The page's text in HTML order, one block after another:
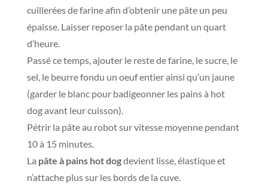
cuillerées de farine afin d’obtenir une pâte un peu
épaisse. Laisser reposer la pâte pendant un quart
d’heure.
Passé ce temps, ajouter le reste de farine, le sucre, le
sel, le beurre fondu un oeuf entier ainsi qu’un jaune
(garder le blanc pour badigeonner les pains à hot
dog avant leur cuisson).
Pétrir la pâte au robot sur vitesse moyenne pendant
10 à 15 minutes.
La pâte à pains hot dogdevient lisse, élastique et
n’attache plus sur les bords de la cuve.